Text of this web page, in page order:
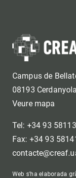
Campus de
08193
Veure mapa
Tel: +34 93
Fax: +34 93
Web s'ha elaborada